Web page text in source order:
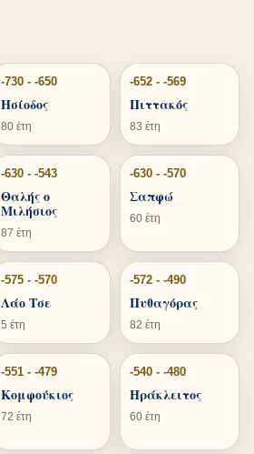
-730 - -650
Ησίοδος
80 έτη
-652 - -569
Πιττακός
83 έτη
-630 - -543
Θαλής ο
Μιλήσιος
87 έτη
-630 - -570
Σαπφώ
60 έτη
-575 - -570
Λάο Τσε
5 έτη
-572 - -490
Πυθαγόρας
82 έτη
-551 - -479
Κομφούκιος
72 έτη
-540 - -480
Ηράκλειτος
60 έτη